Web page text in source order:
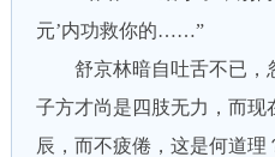
元’内功救你的……”
舒京林暗自吐舌不已，
子方才尚是四肢无力，而现
辰，而不疲倦，这是何道理